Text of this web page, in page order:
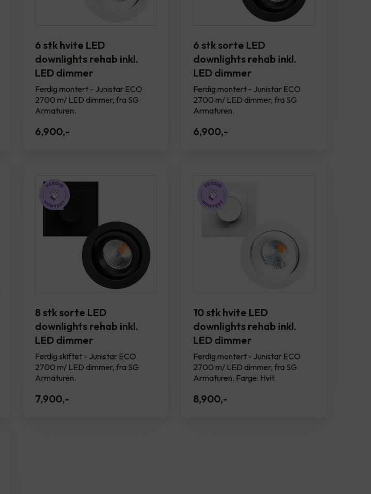
6 stk hvite LED
downlights rehab inkl.
LED dimmer
Ferdig montert - Junistar ECO
2700 m/ LED dimmer, fra SG
Armaturen.
6,900,-
6 stk sorte LED
downlights rehab inkl.
LED dimmer
Ferdig montert - Junistar ECO
2700 m/ LED dimmer, fra SG
Armaturen.
6,900,-
8 stk sorte LED
downlights rehab inkl.
LED dimmer
Ferdig skiftet - Junistar ECO
2700 m/ LED dimmer, fra SG
Armaturen.
7,900,-
10 stk hvite LED
downlights rehab inkl.
LED dimmer
Ferdig montert - Junistar ECO
2700 m/ LED dimmer, fra SG
Armaturen. Farge: Hvit
8,900,-